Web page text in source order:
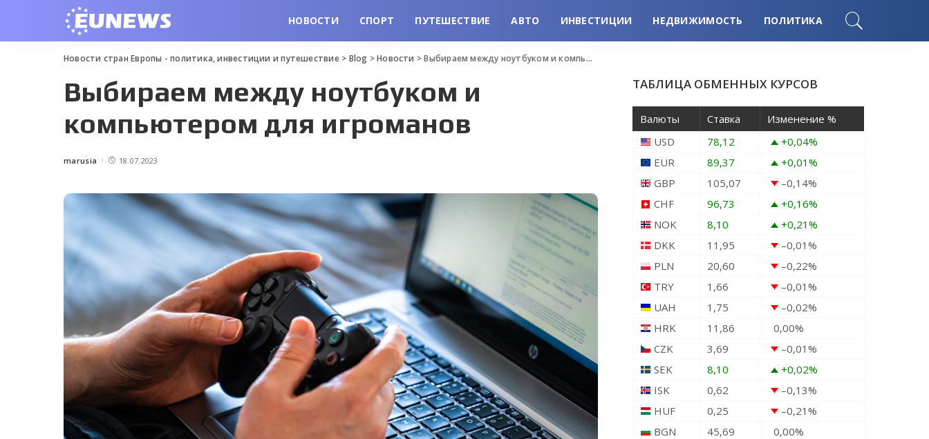
НОВОСТИ СПОРТ ПУТЕШЕСТВИЕ АВТО ИНВЕСТИЦИИ НЕДВИЖИМОСТЬ ПОЛИТИКА
Новости стран Европы - политика, инвестиции и путешествие> Blog >Новости >Выбираем между ноутбуком и компьютером для игроманов
Выбираем между ноутбуком и
компьютером для игроманов
Posted
marusia 18.07.2023
ТАБЛИЦА ОБМЕННЫХ КУРСОВ
Валюты Ставка
Изменение %
USD
78,12 +0,04%
EUR
89,37 +0,01%
GBP
105,07 –0,14%
CHF
96,73 +0,16%
NOK
8,10 +0,21%
DKK
11,95 –0,01%
PLN
20,60 –0,22%
TRY
1,66 –0,01%
UAH
1,75 –0,02%
HRK
11,86 0,00%
CZK
3,69 –0,01%
SEK
8,10 +0,02%
ISK
0,62 –0,13%
HUF
0,25 –0,21%
BGN
45,69 0,00%